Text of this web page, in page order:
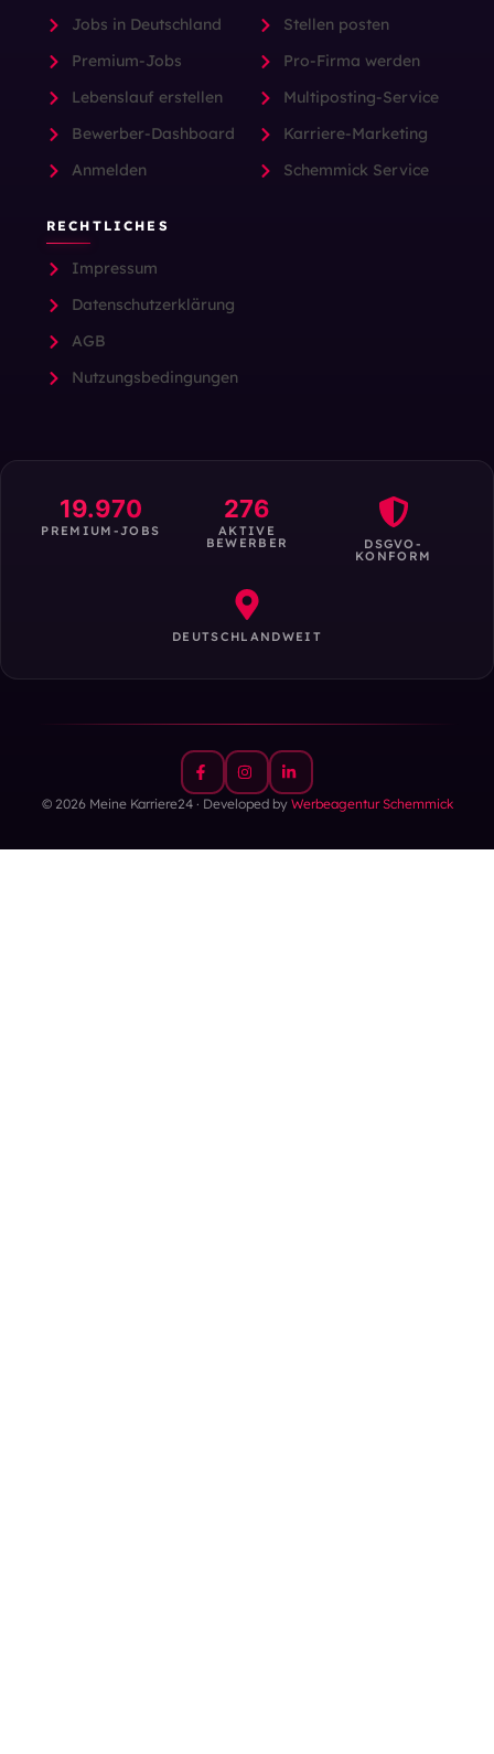
Jobs in Deutschland
Premium-Jobs
Lebenslauf erstellen
Bewerber-Dashboard
Anmelden
Stellen posten
Pro-Firma werden
Multiposting-Service
Karriere-Marketing
Schemmick Service
RECHTLICHES
Impressum
Datenschutzerklärung
AGB
Nutzungsbedingungen
19.970
PREMIUM-JOBS
276
AKTIVE
BEWERBER DSGVO-
KONFORM
DEUTSCHLANDWEIT
© 2026 Meine Karriere24 · Developed by Werbeagentur Schemmick